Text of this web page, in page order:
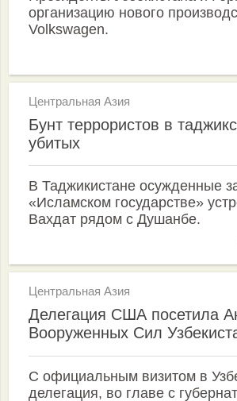
организацию нового
Volkswagen.
Центральная Азия
Бунт террористов в
убитых
В Таджикистане осужденные
«Исламском государстве»
Вахдат рядом с Душанбе.
Центральная Азия
Делегация США посетила
Вооруженных Сил
С официальным визитом в
делегация, во главе с